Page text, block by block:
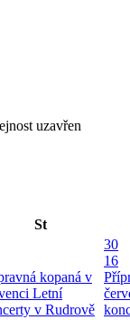
uzavřen
St
kopaná v
Letní
v Rudrově
30
16